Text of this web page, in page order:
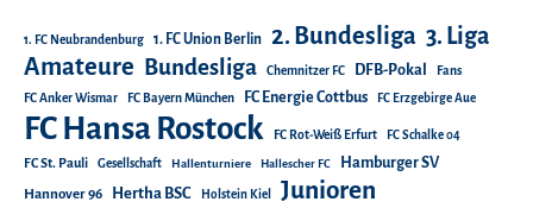
1. FC Neubrandenburg 1. FC Union Berlin 2. Bundesliga 3. Liga
Amateure Bundesliga Chemnitzer FC DFB-Pokal Fans
FC Anker Wismar FC Bayern München FC Energie Cottbus FC Erzgebirge Aue
FC Hansa Rostock FC Rot-Weiß Erfurt FC Schalke 04
FC St. Pauli Gesellschaft Hallenturniere Hallescher FC Hamburger SV
Hannover 96 Hertha BSC Holstein Kiel Junioren